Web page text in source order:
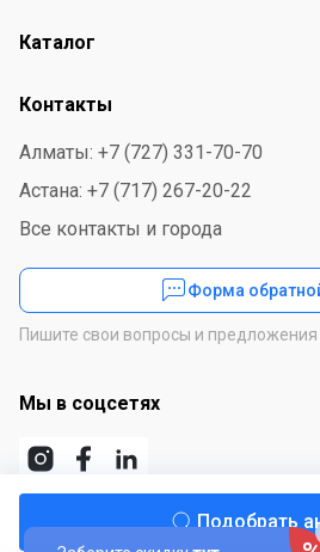
Подобрать
Каталог
Контакты
Алматы: +7 (727) 331-70-70
Астана: +7 (717) 267-20-22
Все контакты и города
Форма
Пишите свои вопросы и предложения
Мы в соцсетях
Скачайте приложение